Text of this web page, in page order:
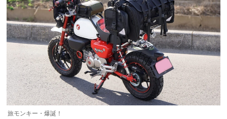
旅モンキー・爆誕！